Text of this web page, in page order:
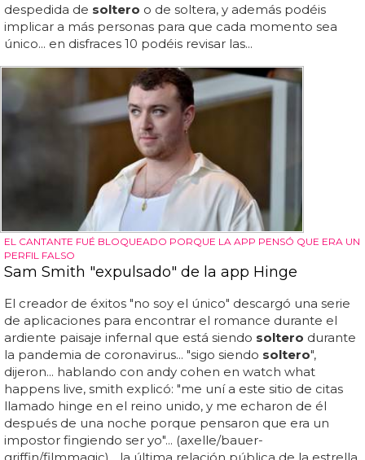
despedida de soltero o de soltera, y además podéis
implicar a más personas para que cada momento sea
único... en disfraces 10 podéis revisar las...
EL CANTANTE FUÉ BLOQUEADO PORQUE LA APP PENSÓ QUE ERA UN
PERFIL FALSO
Sam Smith "expulsado" de la app Hinge
El creador de éxitos "no soy el único" descargó una serie
de aplicaciones para encontrar el romance durante el
ardiente paisaje infernal que está siendo soltero durante
la pandemia de coronavirus... "sigo siendo soltero",
dijeron... hablando con andy cohen en watch what
happens live, smith explicó: "me uní a este sitio de citas
llamado hinge en el reino unido, y me echaron de él
después de una noche porque pensaron que era un
impostor fingiendo ser yo"... (axelle/bauer-